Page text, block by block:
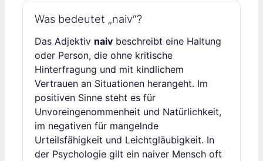
Was bedeutet „naiv“?
Das Adjektiv naiv beschreibt eine Haltung
oder Person, die ohne kritische
Hinterfragung und mit kindlichem
Vertrauen an Situationen herangeht. Im
positiven Sinne steht es für
Unvoreingenommenheit und Natürlichkeit,
im negativen für mangelnde
Urteilsfähigkeit und Leichtgläubigkeit. In
der Psychologie gilt ein naiver Mensch oft